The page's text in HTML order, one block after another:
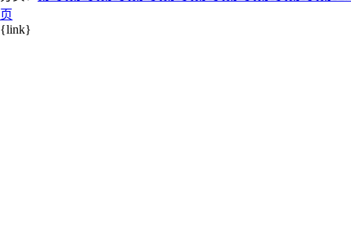
页
{link}